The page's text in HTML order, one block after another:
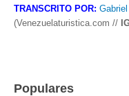
TRANSCRITO POR:
(Venezuelaturistica.com //
Populares